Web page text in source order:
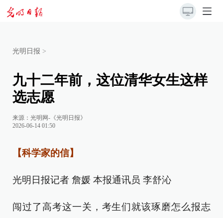
光明日报 >
九十二年前，这位清华女生这样
选志愿
来源： 光明网-《光明日报》
2026-06-14 01:50
【科学家的信】
光明日报记者 詹媛 本报通讯员 李舒沁
闯过了高考这一关，考生们就该琢磨怎么报志